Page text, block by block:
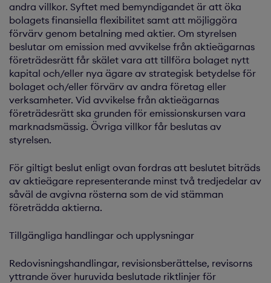
andra villkor. Syftet med bemyndigandet är att öka
bolagets finansiella flexibilitet samt att möjliggöra
förvärv genom betalning med aktier. Om styrelsen
beslutar om emission med avvikelse från aktieägarnas
företrädesrätt får skälet vara att tillföra bolaget nytt
kapital och/eller nya ägare av strategisk betydelse för
bolaget och/eller förvärv av andra företag eller
verksamheter. Vid avvikelse från aktieägarnas
företrädesrätt ska grunden för emissionskursen vara
marknadsmässig. Övriga villkor får beslutas av
styrelsen.
För giltigt beslut enligt ovan fordras att beslutet biträds
av aktieägare representerande minst två tredjedelar av
såväl de avgivna rösterna som de vid stämman
företrädda aktierna.
Tillgängliga handlingar och upplysningar
Redovisningshandlingar, revisionsberättelse, revisorns
yttrande över huruvida beslutade riktlinjer för